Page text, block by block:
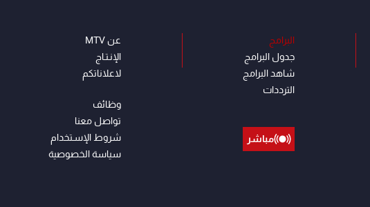
البرامج
جدول البرامج
شاهد البرامج
الترددات
مباشر
عن MTV
الإنـتـاج
لاعلاناتكم
وظائف
تواصل معنا
شروط الإسـتخدام
سياسة الخصوصية